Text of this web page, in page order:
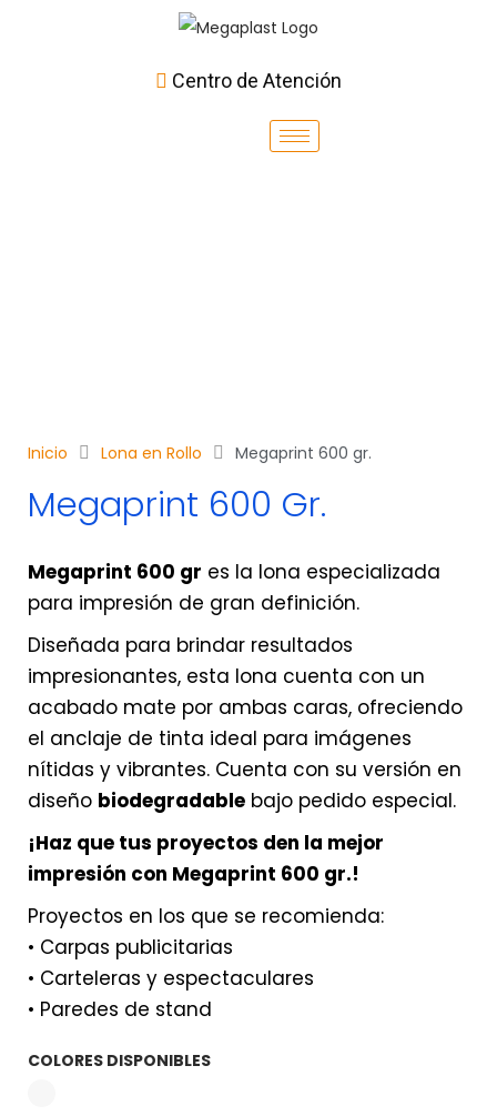
Centro de Atención
Inicio Lona en Rollo Megaprint 600 gr.
Megaprint 600 Gr.
Megaprint 600 gr es la lona especializada
para impresión de gran definición.
Diseñada para brindar resultados
impresionantes, esta lona cuenta con un
acabado mate por ambas caras, ofreciendo
el anclaje de tinta ideal para imágenes
nítidas y vibrantes. Cuenta con su versión en
diseño biodegradable bajo pedido especial.
¡Haz que tus proyectos den la mejor
impresión con Megaprint 600 gr.!
Proyectos en los que se recomienda:
• Carpas publicitarias
• Carteleras y espectaculares
• Paredes de stand
COLORES DISPONIBLES